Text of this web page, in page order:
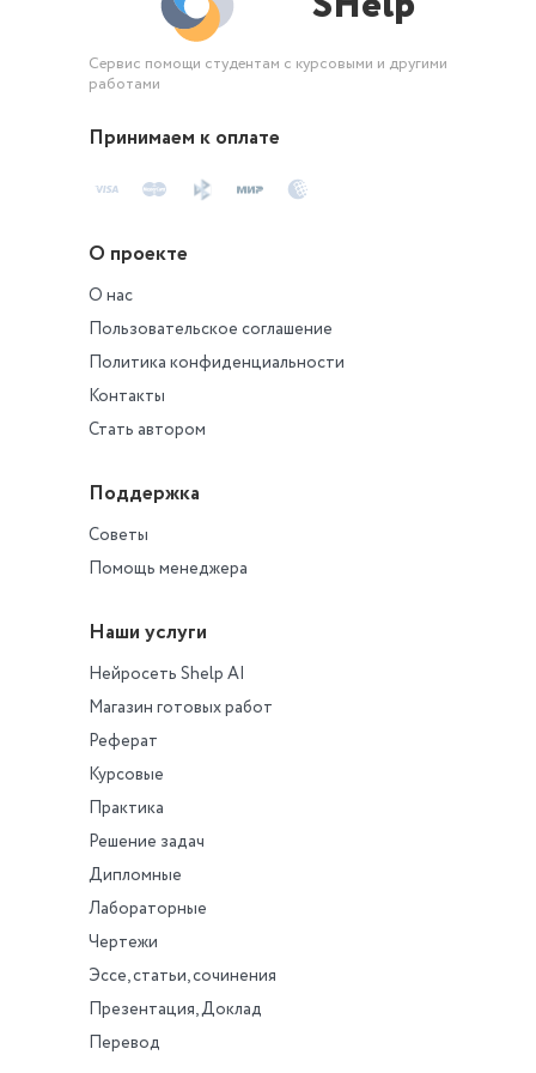
Сервис помощи студентам с курсовыми и другими
работами
Принимаем к оплате
О проекте
О нас
Пользовательское соглашение
Политика конфиденциальности
Контакты
Стать автором
Поддержка
Советы
Помощь менеджера
Наши услуги
Нейросеть Shelp AI
Магазин готовых работ
Реферат
Курсовые
Практика
Решение задач
Дипломные
Лабораторные
Чертежи
Эссе, статьи, сочинения
Презентация, Доклад
Перевод